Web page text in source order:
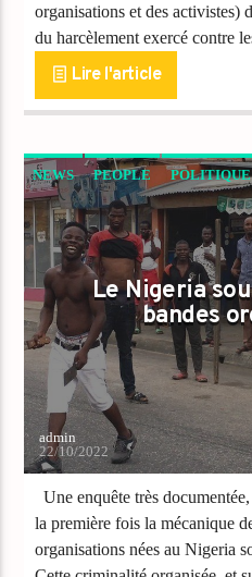
organisations et des activistes)
du harcèlement exercé contre
Lire l'article
NEWS PEOPLE POLITIQUE
Le Nigeria
bandes
admin
22/10/2022
Une enquête très
la première fois la mécanique
organisations nées au Nigeria